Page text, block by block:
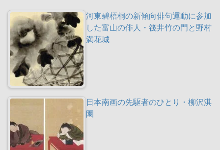
河東碧梧桐の新傾向俳句運動に参加
した富山の俳人・筏井竹の門と野村
満花城
日本南画の先駆者のひとり・柳沢淇
園